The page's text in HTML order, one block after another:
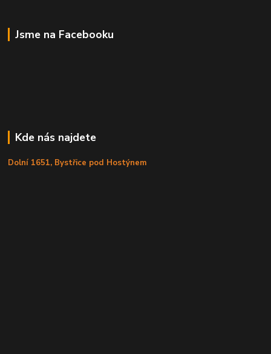
Jsme na Facebooku
Kde nás najdete
Dolní 1651, Bystřice pod Hostýnem